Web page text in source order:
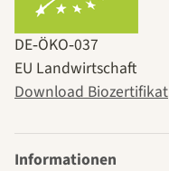
DE‑ÖKO‑037
EU Landwirtschaft
Download Biozertifikat
Informationen